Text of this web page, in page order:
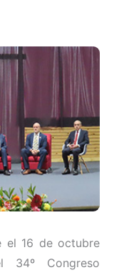
el 16 de octubre
34º Congreso